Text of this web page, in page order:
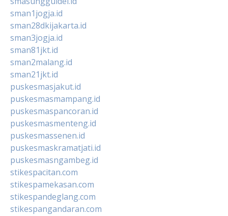
sman1jogja.id
sman28dkijakarta.id
sman3jogja.id
sman81jkt.id
sman2malang.id
sman21jkt.id
puskesmasjakut.id
puskesmasmampang.id
puskesmaspancoran.id
puskesmasmenteng.id
puskesmassenen.id
puskesmaskramatjati.id
puskesmasngambeg.id
stikespacitan.com
stikespamekasan.com
stikespandeglang.com
stikespangandaran.com